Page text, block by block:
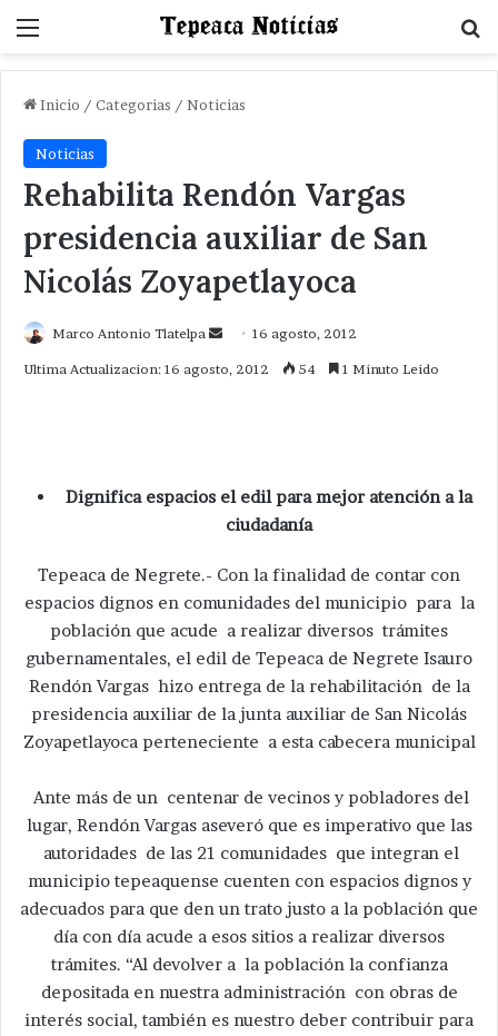
Menu
Inicio / Categorias / Noticias
Noticias
Rehabilita Rendón Vargas
presidencia auxiliar de San
Nicolás Zoyapetlayoca
Marco Antonio Tlatelpa
Send16 agosto, 2012
Ultima Actualizacion: 16 agosto, 2012 54 1 Minuto Leido
Dignifica espacios el edil para mejor atención a la
ciudadanía
Tepeaca de Negrete.- Con la finalidad de contar con
espacios dignos en comunidades del municipio para la
población que acude a realizar diversos trámites
gubernamentales, el edil de Tepeaca de Negrete Isauro
Rendón Vargas hizo entrega de la rehabilitación de la
presidencia auxiliar de la junta auxiliar de San Nicolás
Zoyapetlayoca perteneciente a esta cabecera municipal
Ante más de un centenar de vecinos y pobladores del
lugar, Rendón Vargas aseveró que es imperativo que las
autoridades de las 21 comunidades que integran el
municipio tepeaquense cuenten con espacios dignos y
adecuados para que den un trato justo a la población que
día con día acude a esos sitios a realizar diversos
trámites. “Al devolver a la población la confianza
depositada en nuestra administración con obras de
interés social, también es nuestro deber contribuir para